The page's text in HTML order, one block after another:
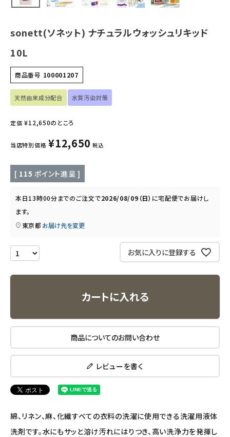
美容・コスメ・香水
衛生用品
日用品雑貨
フェムケア
キッチン用品
ブランド
エコリュクス
エコメイト
sonett(ソネット) ナチュラルウォッシュリキッド
10L
商品番号 100001207
天然由来成分配合 水質汚染対策
定価 ¥12,650のところ
当店特別価格 ¥12,650 税込
[ 115 ポイント進呈 ]
本日13時00分までのご注文で2026/08/09（日） に宅配便でお届けし
ます。
東京都 お届け先を変更
お気に入りに登録する
カートに入れる
商品についてのお問い合わせ
レビューを書く
綿、リネン、麻、化繊すべての衣料の洗濯に使用できる洗濯用液体
洗剤です。水にもサッと溶け汚れにはりつき、高い洗浄力を発揮し